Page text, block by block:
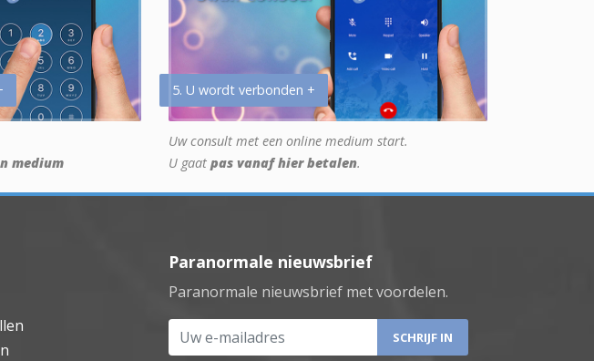
medium
5. U wordt verbonden +
Uw consult met een online medium start.
U gaat pas vanaf hier betalen.
Paranormale nieuwsbrief
Paranormale nieuwsbrief met voordelen.
Uw e-mailadres